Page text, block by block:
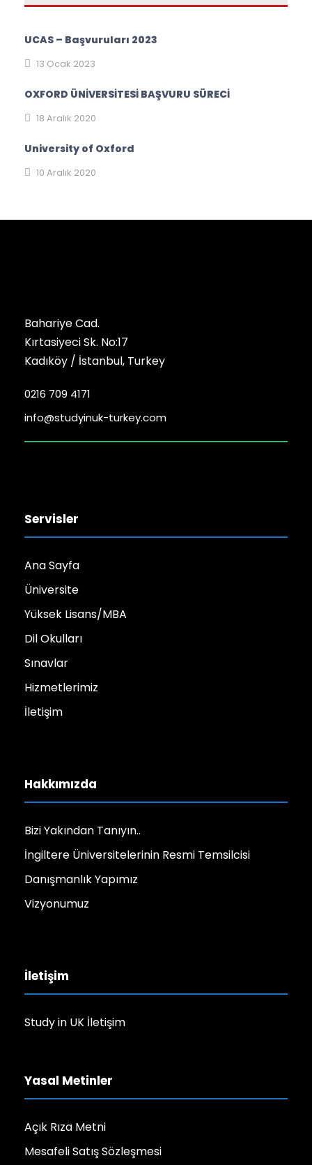
UCAS – Başvuruları 2023
13 Ocak 2023
OXFORD ÜNİVERSİTESİ BAŞVURU SÜRECİ
18 Aralık 2020
University of Oxford
10 Aralık 2020
Bahariye Cad.
Kırtasiyeci Sk. No:17
Kadıköy / İstanbul, Turkey
0216 709 4171
info@studyinuk-turkey.com
Servisler
Ana Sayfa
Üniversite
Yüksek Lisans/MBA
Dil Okulları
Sınavlar
Hizmetlerimiz
İletişim
Hakkımızda
Bizi Yakından Tanıyın..
İngiltere Üniversitelerinin Resmi Temsilcisi
Danışmanlık Yapımız
Vizyonumuz
İletişim
Study in UK İletişim
Yasal Metinler
Açık Rıza Metni
Mesafeli Satış Sözleşmesi